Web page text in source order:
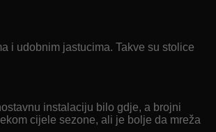
i udobnim jastucima. Takve su stolice
instalaciju bilo gdje, a brojni
cijele sezone, ali je bolje da mreža